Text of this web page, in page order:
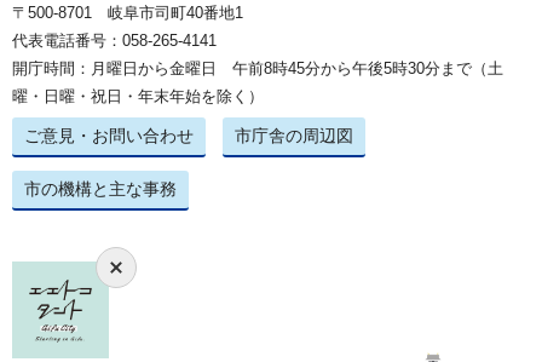
〒500-8701 岐阜市司町40番地1
代表電話番号：058-265-4141
開庁時間：月曜日から金曜日 午前8時45分から午後5時30分まで（土
曜・日曜・祝日・年末年始を除く）
ご意見・お問い合わせ 市庁舎の周辺図
市の機構と主な事務